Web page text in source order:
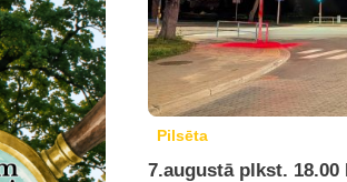
Pilsēta
7.augustā plkst.